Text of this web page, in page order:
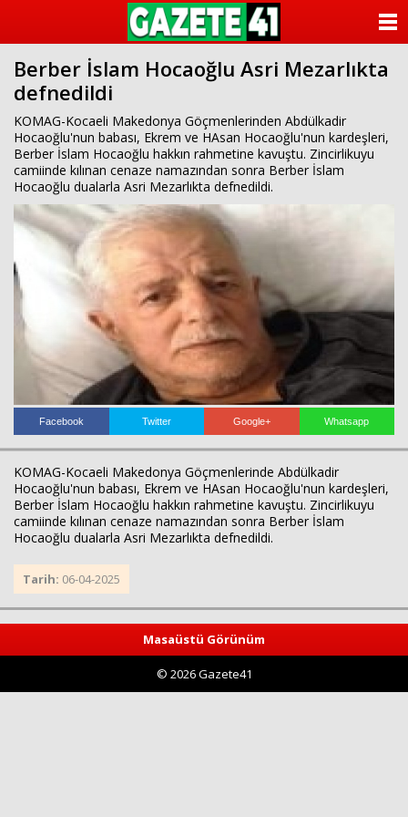
Berber İslam Hocaoğlu Asri Mezarlıkta
defnedildi
KOMAG-Kocaeli Makedonya Göçmenlerinden Abdülkadir
Hocaoğlu'nun babası, Ekrem ve HAsan Hocaoğlu'nun kardeşleri,
Berber İslam Hocaoğlu hakkın rahmetine kavuştu. Zincirlikuyu
camiinde kılınan cenaze namazından sonra Berber İslam
Hocaoğlu dualarla Asri Mezarlıkta defnedildi.
Facebook Twitter Google+ Whatsapp
KOMAG-Kocaeli Makedonya Göçmenlerinde Abdülkadir
Hocaoğlu'nun babası, Ekrem ve HAsan Hocaoğlu'nun kardeşleri,
Berber İslam Hocaoğlu hakkın rahmetine kavuştu. Zincirlikuyu
camiinde kılınan cenaze namazından sonra Berber İslam
Hocaoğlu dualarla Asri Mezarlıkta defnedildi.
Tarih: 06-04-2025
Masaüstü Görünüm
© 2026 Gazete41
KATEGORİLER
ANKETLER
KÜNYE
İLETİŞİM